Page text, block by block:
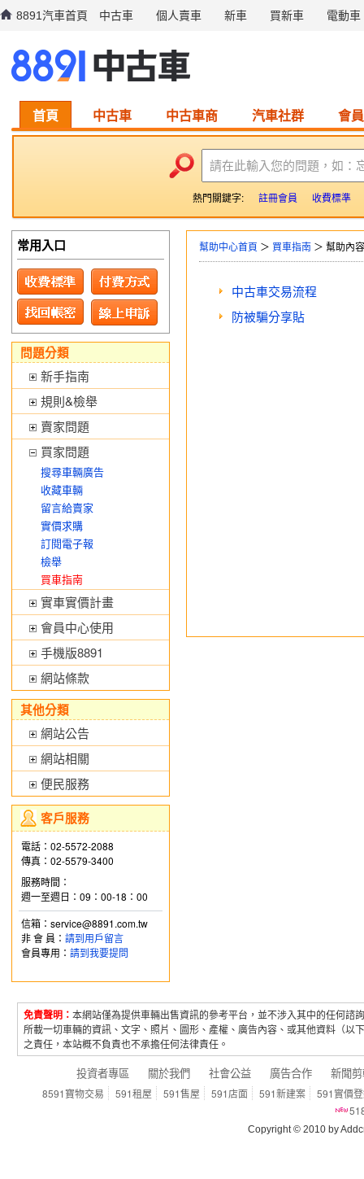
8891汽車首頁 中古車 個人賣車 新車 買新車 電動車
首頁 中古車 中古車商 汽車社群 會
請在此輸入您的問題，如：
熱門關鍵字: 註冊會員 收費標準
幫助中心首頁 ＞ 買車指南 ＞ 幫助內容
中古車交易流程
防被騙分享貼
常用入口
問題分類
新手指南
規則&檢舉
賣家問題
買家問題
搜尋車輛廣告
收藏車輛
留言給賣家
實價求購
訂閱電子報
檢舉
買車指南
實車實價計畫
會員中心使用
手機版8891
網站條款
其他分類
網站公告
網站相關
便民服務
客戶服務
電話：02-5572-2088
傳真：02-5579-3400
服務時間：
週一至週日：09：00-18：00
信箱：service@8891.com.tw
非 會 員： 請到用戶留言
會員專用： 請到我要提問
免責聲明： 本網站僅為提供車輛出售資訊的參考平台，並不涉入其中的任何
所載一切車輛的資訊、文字、照片、圖形、產權、廣告內容、或其他資料（
之責任，本站概不負責也不承擔任何法律責任。
投資者專區 關於我們 社會公益 廣告合作 新聞
8591寶物交易 591租屋 591售屋 591店面 591新建案
591實價
Copyright © 2010 by